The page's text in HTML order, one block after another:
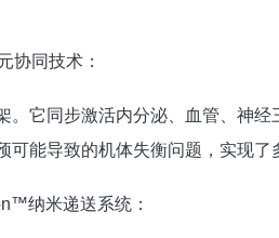
协同技术：
。它同步激活内分泌、血管、神
可能导致的机体失衡问题，实现了
纳米递送系统：